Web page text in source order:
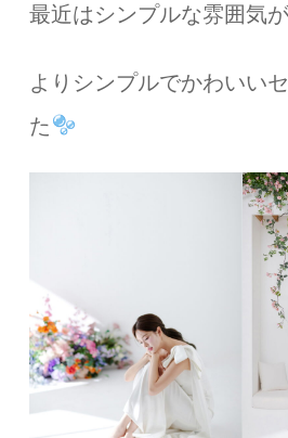
最近はシンプルな雰囲気
よりシンプルでかわいい
た